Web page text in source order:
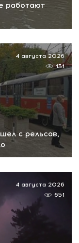
работают
с рельсов,
4 августа 2026
131
4 августа 2026
651